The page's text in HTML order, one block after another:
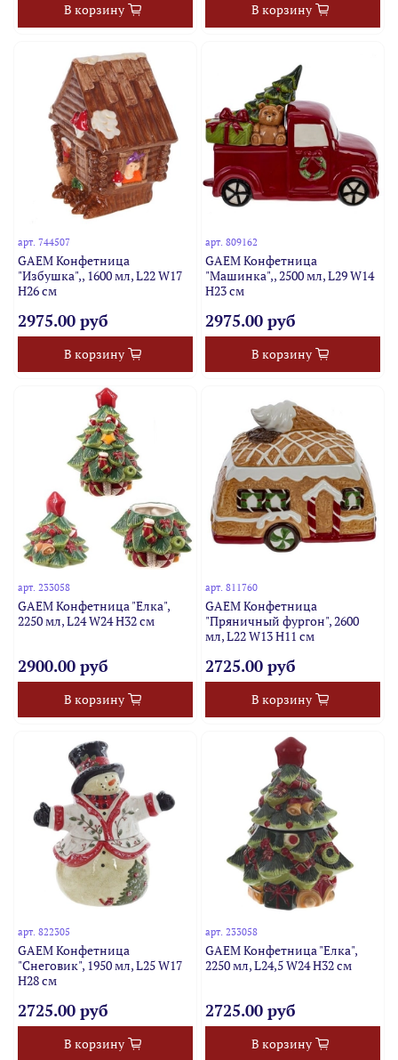
В корзину В корзину
арт.744507
GAEM Конфетница
"Избушка",, 1600 мл, L22 W17
H26 см
2975.00 руб
В корзину
арт. 809162
GAEM Конфетница
"Машинка",, 2500 мл, L29 W14
H23 см
2975.00 руб
В корзину
арт. 233058
GAEM Конфетница "Елка",
2250 мл, L24 W24 H32 см
2900.00 руб
В корзину
арт. 811760
GAEM Конфетница
"Пряничный фургон", 2600
мл, L22 W13 H11 см
2725.00 руб
В корзину
арт.822305
GAEM Конфетница
"Снеговик", 1950 мл, L25 W17
H28 см
2725.00 руб
В корзину
арт. 233058
GAEM Конфетница "Елка",
2250 мл, L24,5 W24 H32 см
2725.00 руб
В корзину